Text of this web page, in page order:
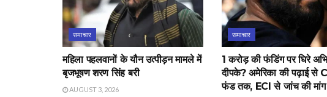
समाचार
महिला पहलवानों के यौन उत्पीड़न मामले में
बृजभूषण शरण सिंह बरी
AUGUST 3, 2026
समाचार
1 करोड़ की फंडिंग पर घिरे
दीपके? अमेरिका की पढ़ाई से
फंड तक, ECI से जांच की मांग